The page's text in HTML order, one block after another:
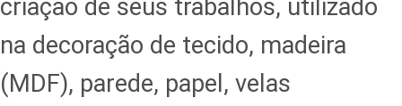
criação de seus trabalhos, utilizado
na decoração de tecido, madeira
(MDF), parede, papel, velas